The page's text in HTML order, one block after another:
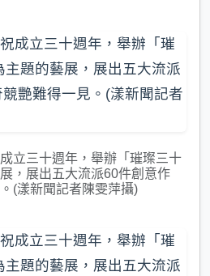
立三十週年，舉辦「璀璨三十
，展出五大流派60件創意作
(漾新聞記者陳雯萍攝)